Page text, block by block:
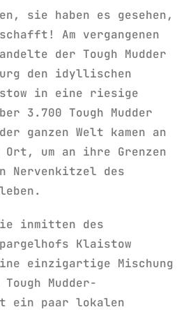
sie haben es gesehen,
Am vergangenen
der Tough Mudder
den idyllischen
in eine riesige
3.700 Tough Mudder
ganzen Welt kamen an
Ort, um an ihre Grenzen
Nervenkitzel des
inmitten des
Klaistow
einzigartige Mischung
Mudder-
ein paar lokalen